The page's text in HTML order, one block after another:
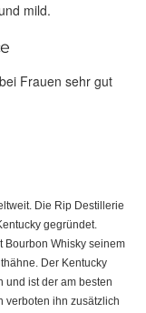
mild.
Frauen sehr gut
Die Rip Destillerie
gegründet.
Bourbon Whisky seinem
Der Kentucky
und ist der am besten
verboten ihn zusätzlich